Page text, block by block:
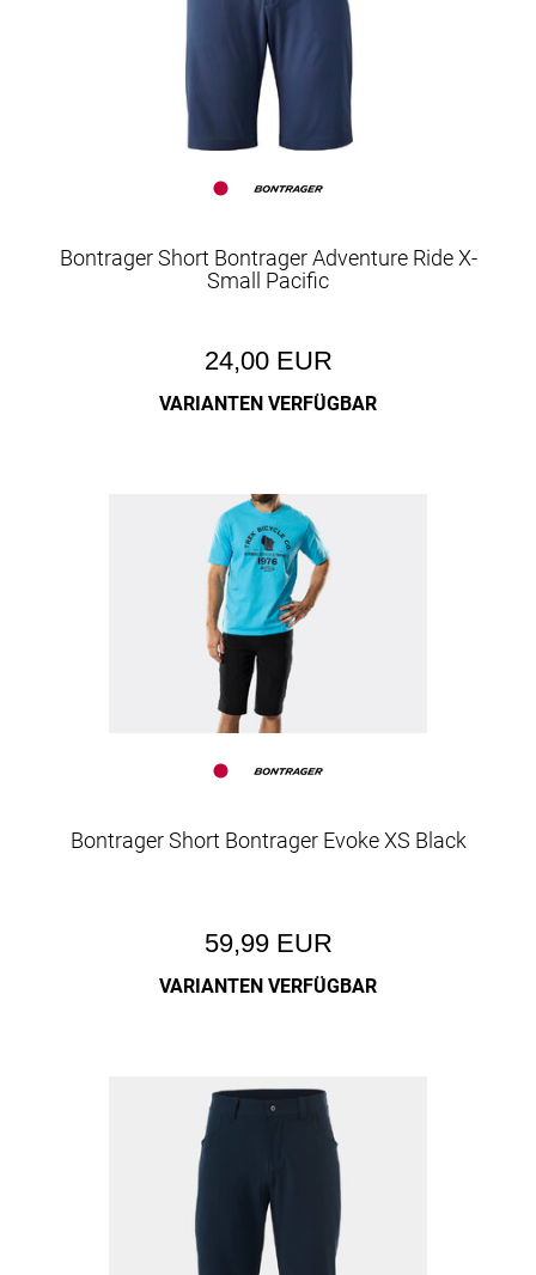
Bontrager Short Bontrager Adventure Ride X-
Small Pacific
24,00 EUR
VARIANTEN VERFÜGBAR
Bontrager Short Bontrager Evoke XS Black
59,99 EUR
VARIANTEN VERFÜGBAR